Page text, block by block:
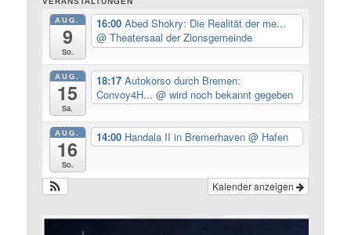
AUG.
9
So.
16:00 Abed Shokry: Die Realität der me...
@ Theatersaal der Zionsgemeinde
AUG.
15
Sa.
18:17 Autokorso durch Bremen:
Convoy4H... @ wird noch bekannt gegeben
AUG.
16
So.
14:00 Handala II in Bremerhaven @ Hafen
Kalender anzeigen